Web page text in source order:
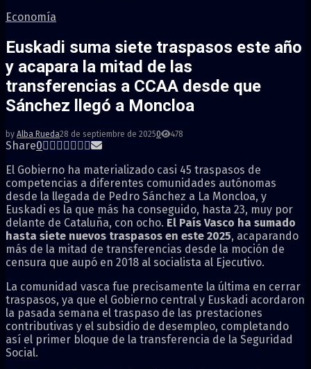
Economía
Euskadi suma siete traspasos este año
y acapara la mitad de las
transferencias a CCAA desde que
Sánchez llegó a Moncloa
by Alba Rueda28 de septiembre de 20250 478
Share0
El Gobierno ha materializado casi 45 traspasos de
competencias a diferentes comunidades autónomas
desde la llegada de Pedro Sánchez a La Moncloa, y
Euskadi es la que más ha conseguido, hasta 23, muy por
delante de Cataluña, con ocho. El País Vasco ha sumado
hasta siete nuevos traspasos en este 2025, acaparando
más de la mitad de transferencias desde la moción de
censura que aupó en 2018 al socialista al Ejecutivo.
La comunidad vasca fue precisamente la última en cerrar
traspasos, ya que el Gobierno central y Euskadi acordaron
la pasada semana el traspaso de las prestaciones
contributivas y el subsidio de desempleo, completando
así el primer bloque de la transferencia de la Seguridad
Social.